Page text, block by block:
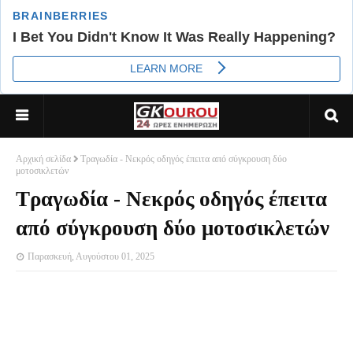
Αρχική σελίδα
Τραγωδία - Νεκρός οδηγός έπειτα από σύγκρουση δύο
μοτοσικλετών
Τραγωδία - Νεκρός οδηγός έπειτα
από σύγκρουση δύο μοτοσικλετών
Παρασκευή, Αυγούστου 01, 2025